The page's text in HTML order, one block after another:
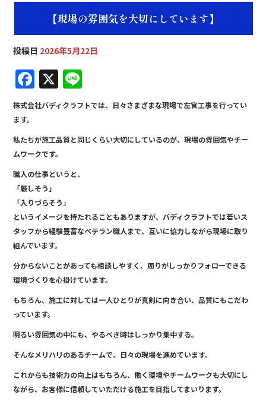
【現場の雰囲気を大切にしています】
投稿日 2026年5月22日
F
a
c
e
b
o
o
k
X
n
e
株式会社バディクラフトでは、日々さまざまな現場で左官工事を行ってい
ます。
私たちが施工品質と同じくらい大切にしているのが、現場の雰囲気やチー
ムワークです。
職人の仕事というと、
「厳しそう」
「入りづらそう」
というイメージを持たれることもありますが、バディクラフトでは若いス
タッフから経験豊富なベテラン職人まで、互いに協力しながら現場に取り
組んでいます。
分からないことがあっても相談しやすく、周りがしっかりフォローできる
環境づくりを心掛けています。
もちろん、施工に対しては一人ひとりが真剣に向き合い、品質にもこだわ
っています。
明るい雰囲気の中にも、やるべき時はしっかり集中する。
そんなメリハリのあるチームで、日々の現場を進めています。
これからも技術力の向上はもちろん、働く環境やチームワークも大切にし
ながら、お客様に信頼していただける施工を目指してまいります。